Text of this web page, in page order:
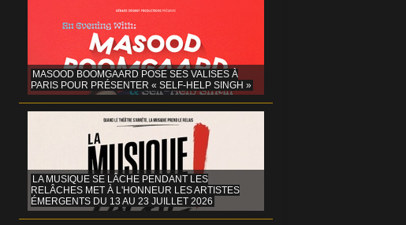
MASOOD BOOMGAARD POSE SES VALISES À
PARIS POUR PRÉSENTER « SELF-HELP SINGH »
LA MUSIQUE SE LÂCHE PENDANT LES
RELÂCHES MET À L'HONNEUR LES ARTISTES
ÉMERGENTS DU 13 AU 23 JUILLET 2026